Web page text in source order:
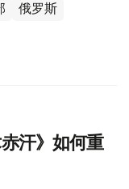
俄罗斯
汗》如何重